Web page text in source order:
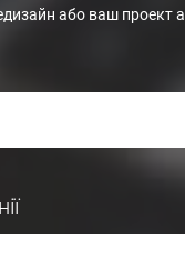
або ваш проект